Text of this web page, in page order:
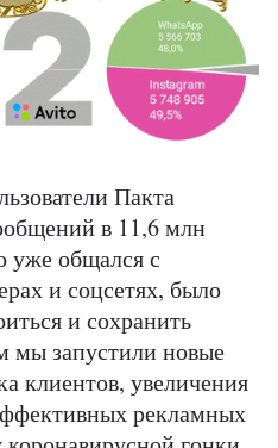
Пакта
в 11,6 млн
уже общался с
и соцсетях, было
и сохранить
запустили новые
клиентов, увеличения
рекламных